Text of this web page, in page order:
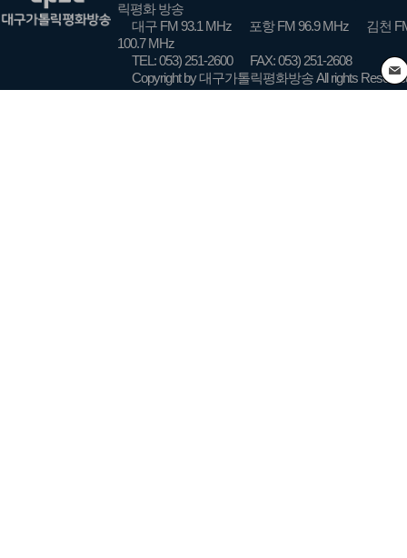
릭평화 방송
대구 FM 93.1 MHz
포항 FM 96.9 MHz
김천
100.7 MHz
TEL: 053) 251-2600
FAX: 053) 251-2608
Copyright by 대구가톨릭평화방송 All rights